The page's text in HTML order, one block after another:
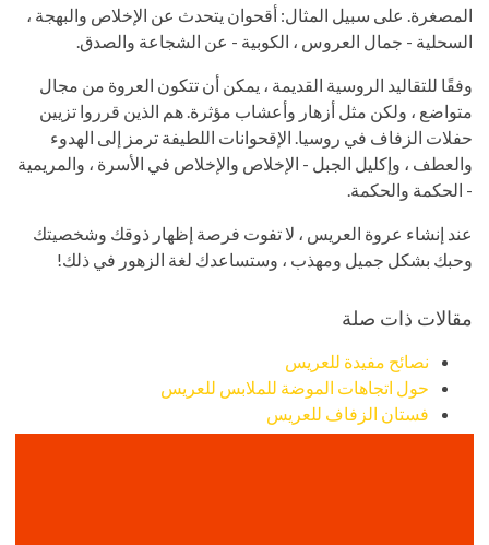
المصغرة. على سبيل المثال: أقحوان يتحدث عن الإخلاص والبهجة ،
السحلية - جمال العروس ، الكوبية - عن الشجاعة والصدق.
وفقًا للتقاليد الروسية القديمة ، يمكن أن تتكون العروة من مجال
متواضع ، ولكن مثل أزهار وأعشاب مؤثرة. هم الذين قرروا تزيين
حفلات الزفاف في روسيا. الإقحوانات اللطيفة ترمز إلى الهدوء
والعطف ، وإكليل الجبل - الإخلاص والإخلاص في الأسرة ، والمريمية
- الحكمة والحكمة.
عند إنشاء عروة العريس ، لا تفوت فرصة إظهار ذوقك وشخصيتك
وحبك بشكل جميل ومهذب ، وستساعدك لغة الزهور في ذلك!
مقالات ذات صلة
نصائح مفيدة للعريس
حول اتجاهات الموضة للملابس للعريس
فستان الزفاف للعريس